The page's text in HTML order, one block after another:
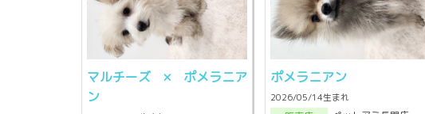
マルチーズ × ポメラニア
ン
ポメラニアン
2026/05/14生まれ